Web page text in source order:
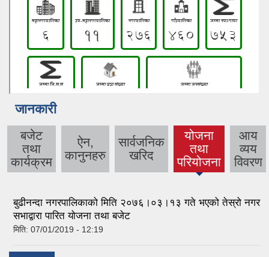
जानकारी
बजेट
तथा
कार्यक्रम
ऐन,
कानुनहरु
सार्वजनिक
खरिद
योजना
तथा
परियोजना
(active
tab)
आय
व्यय
विवरण
बुढीनन्दा नगरपालिकाको मिति २०७६।०३।१३ गते भएको तेस्रो नगर
सभाद्वारा पारित योजना तथा बजेट
मिति: 07/01/2019 - 12:19